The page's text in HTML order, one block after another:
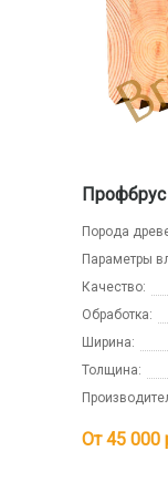
Порода
Параметры
Качество:
Обработка:
Ширина:
Толщина:
От 45 000